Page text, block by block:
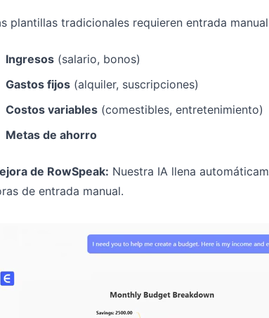
plantillas tradicionales requieren entrada
Ingresos (salario, bonos)
Gastos fijos (alquiler, suscripciones)
Costos variables (comestibles, entretenimiento)
Metas de ahorro
de RowSpeak: Nuestra IA llena
de entrada manual.